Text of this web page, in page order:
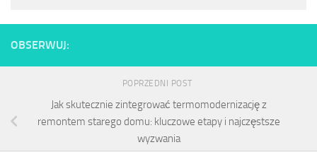
OBSERWUJ:
POPRZEDNI POST
Jak skutecznie zintegrować termomodernizację z
remontem starego domu: kluczowe etapy i najczęstsze
wyzwania